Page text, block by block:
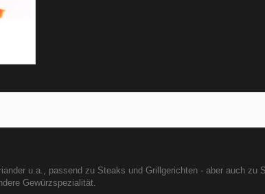
u.a., passend zu Steaks und Grillgerichten - aber auch zu
Gewürzspezialität.